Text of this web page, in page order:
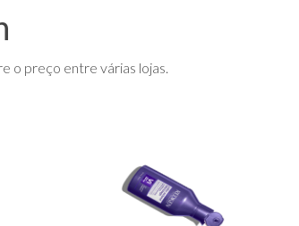
o preço entre várias lojas.